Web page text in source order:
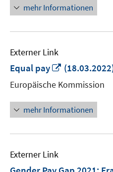
mehr Informationen
Externer Link
Equal pay
In
neuem
Fenster
öffnen
Europäische Kommission
mehr Informationen
Externer Link